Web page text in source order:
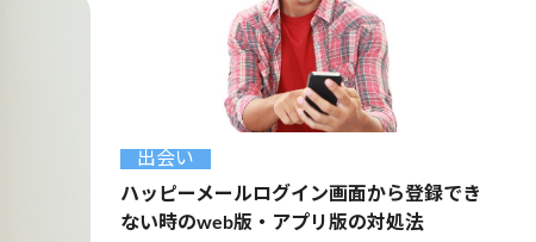
出会い
ハッピーメールログイン画面から登録でき
ない時のweb版・アプリ版の対処法